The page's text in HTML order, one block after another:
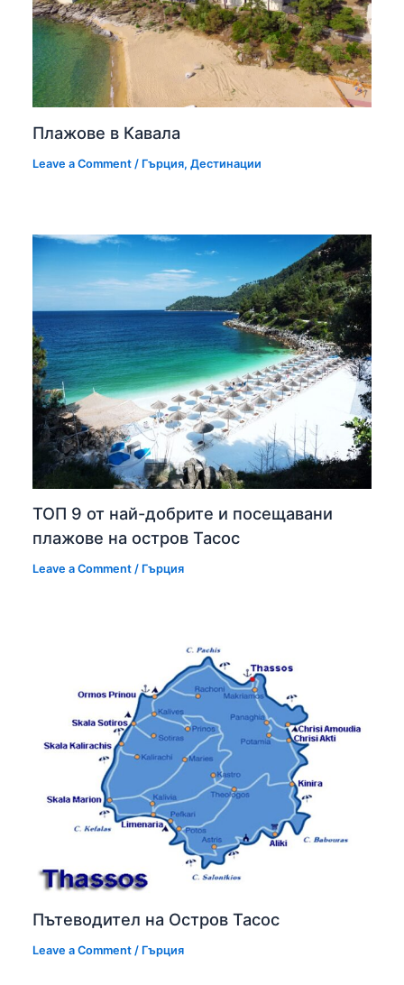
Плажове в Кавала
Leave a Comment / Гърция,Дестинации
ТОП 9 от най-добрите и посещавани
плажове на остров Тасос
Leave a Comment / Гърция
Пътеводител на Остров Тасос
Leave a Comment / Гърция